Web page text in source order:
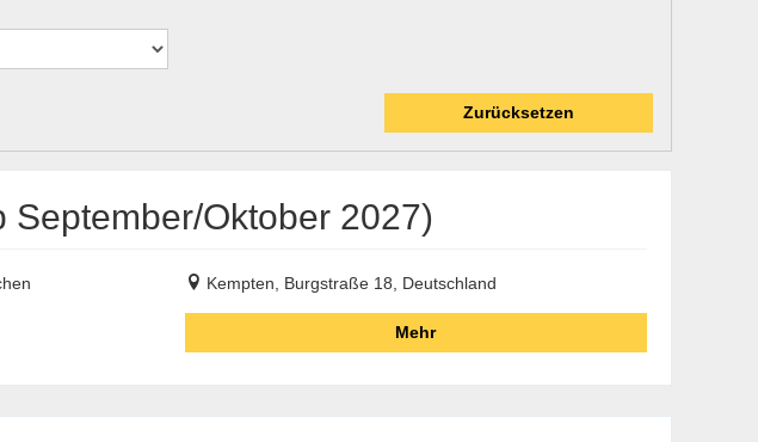
Zurücksetzen
September/Oktober 2027)
Kempten, Burgstraße 18, Deutschland
Mehr